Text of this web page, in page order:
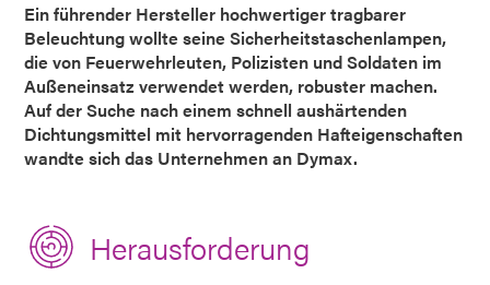
Ein führender Hersteller hochwertiger tragbarer
Beleuchtung wollte seine Sicherheitstaschenlampen,
die von Feuerwehrleuten, Polizisten und Soldaten im
Außeneinsatz verwendet werden, robuster machen.
Auf der Suche nach einem schnell aushärtenden
Dichtungsmittel mit hervorragenden Hafteigenschaften
wandte sich das Unternehmen an Dymax.
Herausforderung